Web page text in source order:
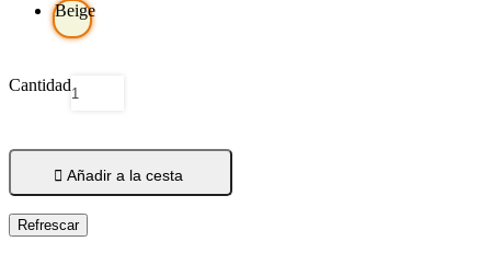
Beige
Cantidad
 Añadir a la cesta